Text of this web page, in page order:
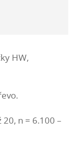
HW,
n = 6.100 –